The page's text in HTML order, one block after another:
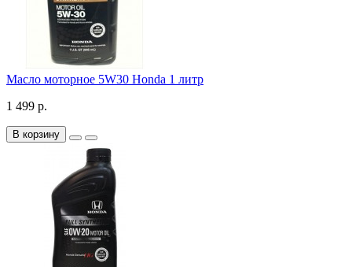
Масло моторное 5W30 Honda 1 литр
1 499 р.
В корзину